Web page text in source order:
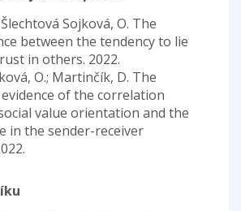
Sojková, O. The
between the tendency to lie
in others. 2022.
O.; Martinčík, D. The
of the correlation
value orientation and the
in the sender-receiver